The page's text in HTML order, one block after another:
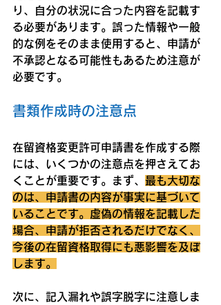
り、自分の状況に合った内容を記載す
る必要があります。誤った情報や一般
的な例をそのまま使用すると、申請が
不承認となる可能性もあるため注意が
必要です。
書類作成時の注意点
在留資格変更許可申請書を作成する際
には、いくつかの注意点を押さえてお
くことが重要です。まず、 最も大切な
のは、申請書の内容が事実に基づいて
いることです。虚偽の情報を記載した
場合、申請が拒否されるだけでなく、
今後の在留資格取得にも悪影響を及ぼ
します。
次に、記入漏れや誤字脱字に注意しま